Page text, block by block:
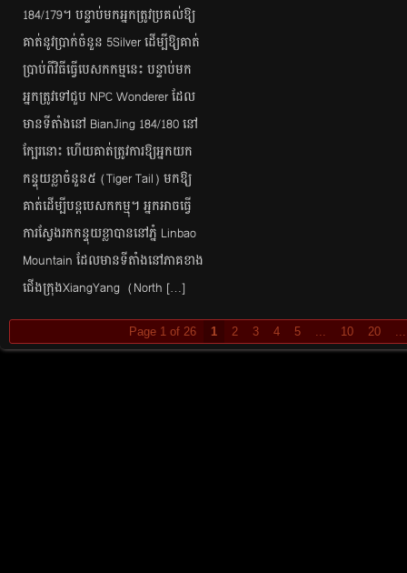
184/179។ បន្ទាប់​មក​អ្នក​ត្រូវ​ប្រគល់​ឱ្យ​
គាត់​នូវ​ប្រាក់​ចំនួន 5Silver ដើម្បី​ឱ្យ​គាត់​
ប្រាប់​ពី​វិធី​ធ្វើ​បេសកកម្ម​នេះ បន្ទាប់​មក​
អ្នក​ត្រូវ​ទៅ​ជួប NPC Wonderer ដែល​
មាន​ទី​តាំង​នៅ BianJing 184/180 នៅ​
ក្បែរ​នោះ ហើយ​គាត់​ត្រូវ​ការ​ឱ្យ​អ្នក​យក​
កន្ទុយ​ខ្លា​ចំនួន​៥​ (Tiger Tail) មក​ឱ្យ​
គាត់​ដើម្បី​បន្ដ​បេសកកម្មុ។ អ្នក​អាច​ធ្វើ​
ការ​ស្វែង​រក​កន្ទុយខ្លា​បាន​នៅ​ភ្នំ Linbao
Mountain ដែល​មាន​ទី​តាំង​នៅភាគ​ខាង​
ជើង​ក្រុងXiangYang (North […]
Page 1 of 26 1 2 3 4 5 ... 10 20 ...